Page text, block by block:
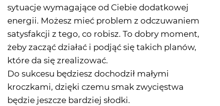
sytuacje wymagające od Ciebie dodatkowej
energii. Możesz mieć problem z odczuwaniem
satysfakcji z tego, co robisz. To dobry moment,
żeby zacząć działać i podjąć się takich planów,
które da się zrealizować.
Do sukcesu będziesz dochodził małymi
kroczkami, dzięki czemu smak zwycięstwa
będzie jeszcze bardziej słodki.